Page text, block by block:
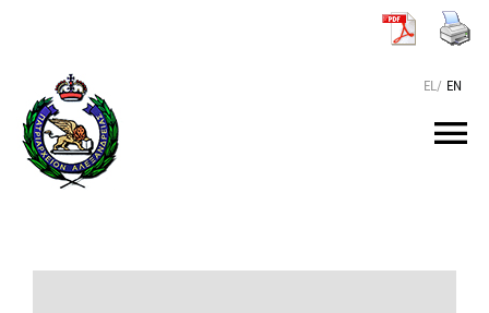
περιεχόμενο
EL/ EN